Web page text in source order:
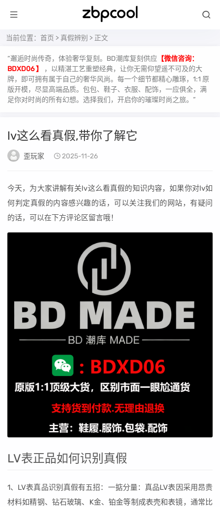
当前位置： 首页 > 真假辨别 > 正文
“邂逅时尚传奇，体验奢华复刻。BD潮库复刻供应 【微信咨询：
BDXD06 】
，以精湛工艺重塑经典，让你无需仰望遥不可及的大
牌，即可拥有属于自己的奢华风尚。每一个细节都精心雕琢，1:1 原
版开模，尽显高端品质。包包、鞋子、衣服、配饰，一应俱全，满
足你对时尚的所有幻想。选择我们，开启你的璀璨时尚之旅。”
lv这么看真假,带你了解它
歪玩家 2025-11-26
今天，为大家讲解有关lv这么看真假的知识内容，如果你对lv如
何判定真假的内容感兴趣的话，可以关注我们的网站，有疑问
的话，可以在下方评论区留言哦！
LV表正品如何识别真假
1、LV表真品识别真假有五招：一掂分量：真品LV表因采用昂贵
材料如精钢、钻石玻璃、K金、铂金等制成表壳和表镜，通常比